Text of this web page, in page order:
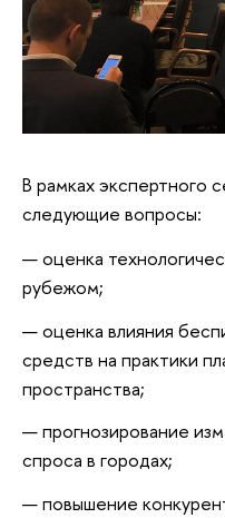
В рамках экспертного
следующие вопросы:
оценка
рубежом;
оценка влияния
средств на практики
пространства;
прогнозирование
спроса в городах;
повышение